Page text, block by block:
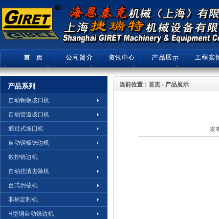
产品系列
自动钢板坡口机
自动管道坡口机
通过式坡口机
自动钢板铣边机
数控铣边机
自动挂渣去除机
台式倒棱机
非标定制机
H型钢自动铣边机
当前位置：首页 - 产品展示
发